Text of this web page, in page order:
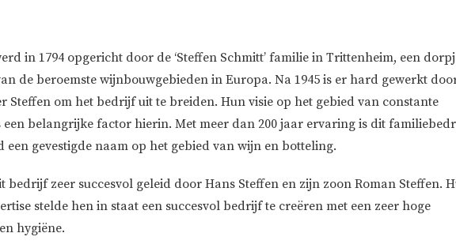
in 1794 opgericht door de ‘Steffen Schmitt’ familie in Trittenheim, een
de beroemste wijnbouwgebieden in Europa. Na 1945 is er hard gewerkt
Steffen om het bedrijf uit te breiden. Hun visie op het gebied van constante
belangrijke factor hierin. Met meer dan 200 jaar ervaring is dit
gevestigde naam op het gebied van wijn en botteling.
bedrijf zeer succesvol geleid door Hans Steffen en zijn zoon Roman Steffen.
stelde hen in staat een succesvol bedrijf te creëren met een zeer hoge
hygiëne.